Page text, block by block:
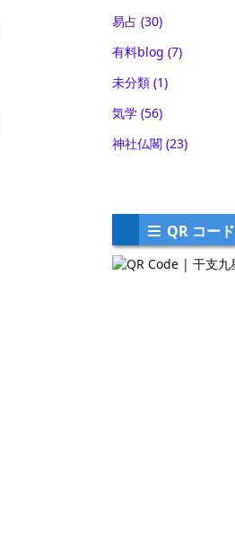
易占 (30)
有料blog (7)
未分類 (1)
気学 (56)
神社仏閣 (23)
QR コード